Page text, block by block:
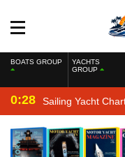
BOATS GROUP
YACHTS
GROUP
0:28 Sailing Yacht